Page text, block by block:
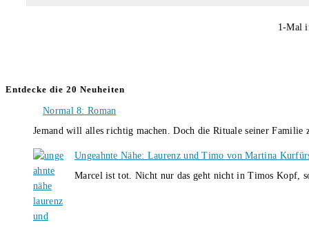
1-Mal
Entdecke die 20 Neuheiten
Normal 8: Roman
Jemand will alles richtig machen. Doch die Rituale seiner
Ungeahnte Nähe: Laurenz und Timo von Martina
Marcel ist tot. Nicht nur das geht nicht in Timos Kopf,